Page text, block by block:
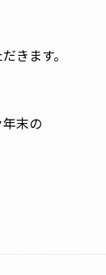
きます。
末の